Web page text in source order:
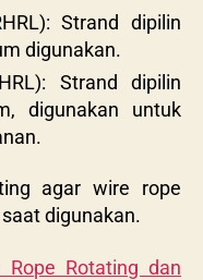
Strand dipilin
digunakan.
Strand dipilin
digunakan untuk
agar wire rope
digunakan.
Rope Rotating dan